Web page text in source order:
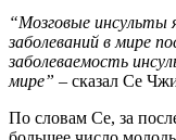
“Мозговые инсульты
заболеваний в мире
заболеваемость
мире” – сказал Се
По словам Се, за